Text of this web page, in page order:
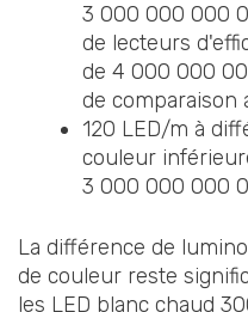
3 000 000 000
de lecteurs
de 4 000 000
de comparaison
120 LED/m à
couleur
3 000 000 000
La différence de
de couleur reste
les LED blanc chaud